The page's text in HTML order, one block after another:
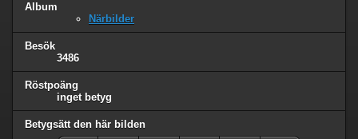
Album
Närbilder
Besök
3486
Röstpoäng
inget betyg
Betygsätt den här bilden